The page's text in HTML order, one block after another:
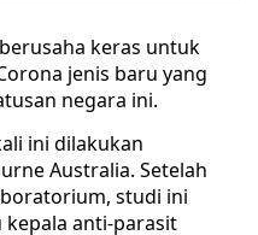
keras untuk
jenis baru yang
negara ini.
ini dilakukan
Australia. Setelah
studi ini
anti-parasit